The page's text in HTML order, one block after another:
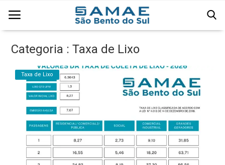
Página Inicial
Água
Comercial
Edital
Categoria : Taxa de Lixo
Taxa de Lixo